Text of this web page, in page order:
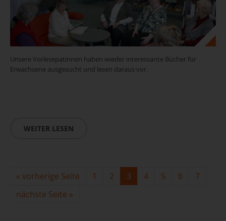
Unsere Vorlesepatinnen haben wieder interessante Bücher für
Erwachsene ausgesucht und lesen daraus vor.
WEITER LESEN
« vorherige Seite 1 2 3 4 5 6
7
nächste Seite »